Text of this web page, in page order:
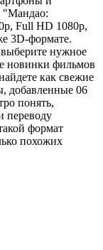
"Мандао:
Full HD 1080p,
3D-формате.
выберите нужное
новинки фильмов
как свежие
добавленные 06
понять,
переводу
формат
похожих